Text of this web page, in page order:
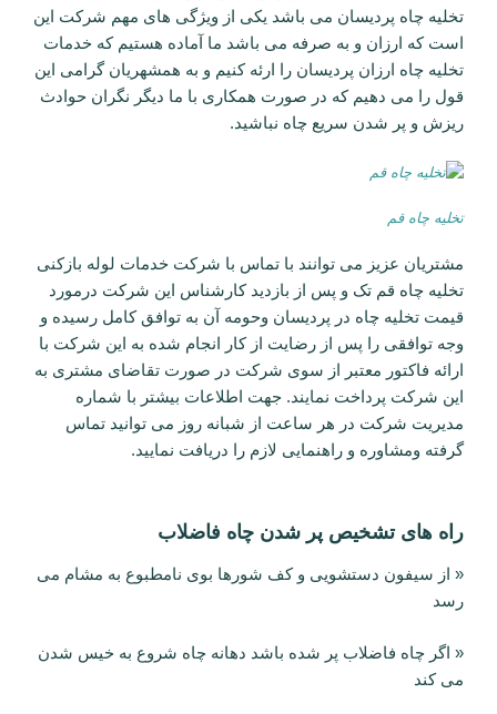
تخلیه چاه پردیسان می باشد یکی از ویژگی های مهم شرکت این
است که ارزان و به صرفه می باشد ما آماده هستیم که خدمات
تخلیه چاه ارزان پردیسان را ارئه کنیم و به همشهریان گرامی این
قول را می دهیم که در صورت همکاری با ما دیگر نگران حوادث
ریزش و پر شدن سریع چاه نباشید.
تخلیه چاه قم
مشتریان عزیز می توانند با تماس با شرکت خدمات لوله بازکنی
تخلیه چاه قم تک و پس از بازدید کارشناس این شرکت درمورد
قیمت تخلیه چاه در پردیسان وحومه آن به توافق کامل رسیده و
وجه توافقی را پس از رضایت از کار انجام شده به این شرکت با
ارائه فاکتور معتبر از سوی شرکت در صورت تقاضای مشتری به
این شرکت پرداخت نمایند. جهت اطلاعات بیشتر با شماره
مدیریت شرکت در هر ساعت از شبانه روز می توانید تماس
گرفته ومشاوره و راهنمایی لازم را دریافت نمایید.
راه های تشخیص پر شدن چاه فاضلاب
« از سیفون دستشویی و کف شورها بوی نامطبوع به مشام می
رسد
« اگر چاه فاضلاب پر شده باشد دهانه چاه شروع به خیس شدن
می کند